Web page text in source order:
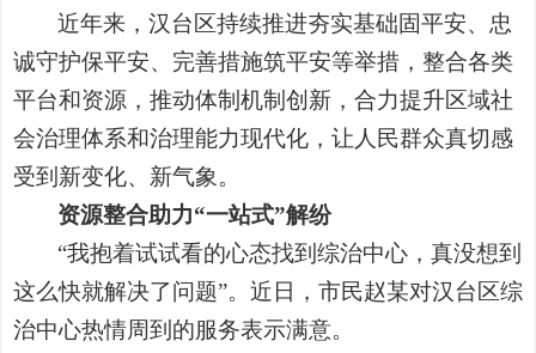
近年来，汉台区持续推进夯实基础固平安、忠
诚守护保平安、完善措施筑平安等举措，整合各类
平台和资源，推动体制机制创新，合力提升区域社
会治理体系和治理能力现代化，让人民群众真切感
受到新变化、新气象。
资源整合助力“一站式”解纷
“我抱着试试看的心态找到综治中心，真没想到
这么快就解决了问题”。近日，市民赵某对汉台区综
治中心热情周到的服务表示满意。